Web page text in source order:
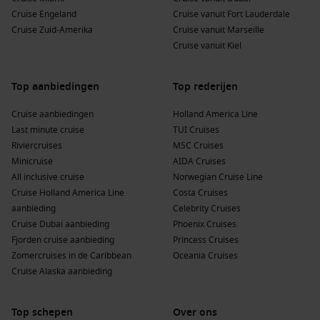
culturen, geschiedenis en eigentijdse steden. Verbeter je
culturele ervaring met een bezoek aan verschillende
landen, elk met hun unieke charme.
a unique cultural experience that mixes tradition with
modernity.
Alaska: Alaskan cruises are famous for their breathtaking
natural beauty, including glaciers, wildlife, and rugged
coastlines, offering travelers a taste of wilderness and
adventure.
China: China’s incredible history and scenic landscapes,
from the Great Wall to vibrant cities like Beijing and
Shanghai, make it a captivating cruise destination.
Zuidoost-Azië : This region is known for its stunning
beaches, vibrant street markets, delicious cuisine, and rich
Cruise Engeland
Cruise Zuid-Amerika
Cruise vanuit Fort Lauderdale
Cruise vanuit Marseille
Cruise vanuit Kiel
Top aanbiedingen
Cruise aanbiedingen
Last minute cruise
Riviercruises
Minicruise
All inclusive cruise
Cruise Holland America Line
aanbieding
Cruise Dubai aanbieding
Fjorden cruise aanbieding
Zomercruises in de Caribbean
Cruise Alaska aanbieding
Top rederijen
Holland America Line
TUI Cruises
MSC Cruises
AIDA Cruises
Norwegian Cruise Line
Costa Cruises
Celebrity Cruises
Phoenix Cruises
Princess Cruises
Oceania Cruises
Top schepen
Over ons